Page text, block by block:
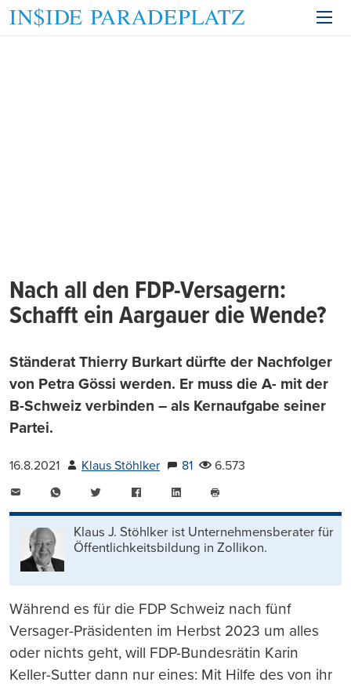
Nach all den FDP-Versagern:
Schafft ein Aargauer die Wende?
Ständerat Thierry Burkart dürfte der Nachfolger
von Petra Gössi werden. Er muss die A- mit der
B-Schweiz verbinden – als Kernaufgabe seiner
Partei.
16.8.2021 Klaus Stöhlker 81
6.573
WhatsAppTwitter FacebookLinkedIn
drucken
Klaus J. Stöhlker ist Unternehmens­berater für
Öffentlichkeits­bildung in Zollikon.
Während es für die FDP Schweiz nach fünf
Versager-Präsidenten im Herbst 2023 um alles
oder nichts geht, will FDP-Bundesrätin Karin
Keller-Sutter dann nur eines: Mit Hilfe des von ihr